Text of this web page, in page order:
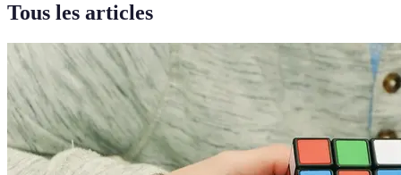
Tous les articles